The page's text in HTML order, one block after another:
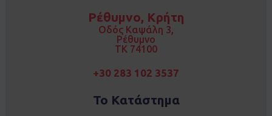
o
r
a
m
Ρέθυμνο, Κρήτη
Οδός Καψάλη 3,
Ρέθυμνο
TK 74100
+30 283 102 3537
Το Κατάστημα